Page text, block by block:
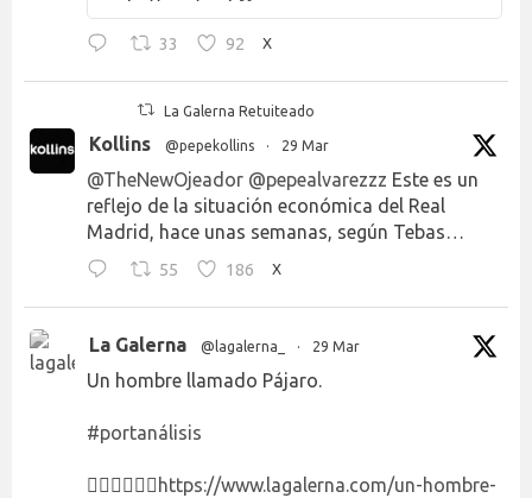
33 92 X
La Galerna Retuiteado
Kollins @pepekollins · 29 Mar
@TheNewOjeador @pepealvarezzz Este es un
reflejo de la situación económica del Real
Madrid, hace unas semanas, según Tebas…
55 186 X
La Galerna @lagalerna_ · 29 Mar
Un hombre llamado Pájaro.
#portanálisis
👉🏻👉🏻👉🏻 https://www.lagalerna.com/un-hombre-